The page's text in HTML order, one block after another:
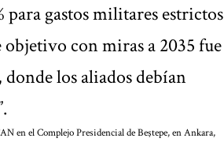
para gastos militares estrictos
objetivo con miras a 2035 fue
los aliados debían
en el Complejo Presidencial de Beştepe, en Ankara,